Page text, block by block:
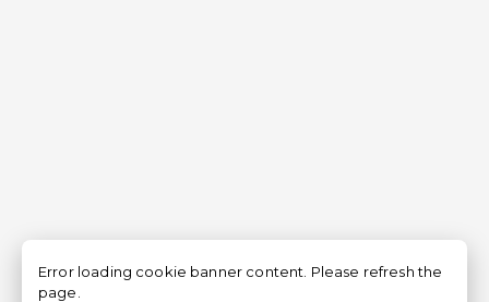
Error loading cookie banner content. Please refresh the
page.